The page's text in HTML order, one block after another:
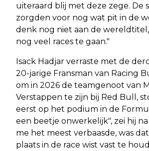
uiteraard blij met deze zege. De
zorgden voor nog wat pit in de
denk nog niet aan de
nog veel races te gaan."
Isack Hadjar verraste met de
20-jarige Fransman van Racing
om in 2026 de teamgenoot van
Verstappen te zijn bij Red Bull,
eerst op het podium in de
een beetje onwerkelijk", zei hij
me het meest verbaasde, was
plaats in de race wist vast te